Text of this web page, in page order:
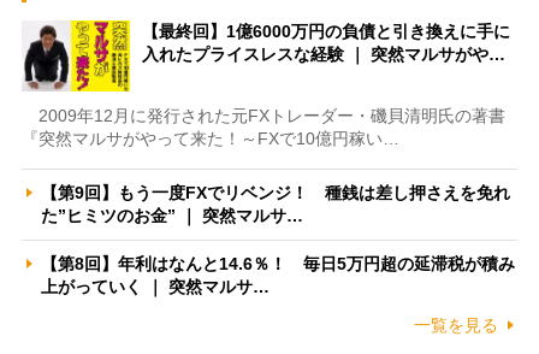
【最終回】1億6000万円の負債と引き換えに手に
入れたプライスレスな経験 ｜ 突然マルサがや…
2009年12月に発行された元FXトレーダー・磯貝清明氏の著書
『突然マルサがやって来た！～FXで10億円稼い…
【第9回】もう一度FXでリベンジ！ 種銭は差し押さえを免れ
た”ヒミツのお金” ｜ 突然マルサ…
【第8回】年利はなんと14.6％！ 毎日5万円超の延滞税が積み
上がっていく ｜ 突然マルサ…
一覧を見る